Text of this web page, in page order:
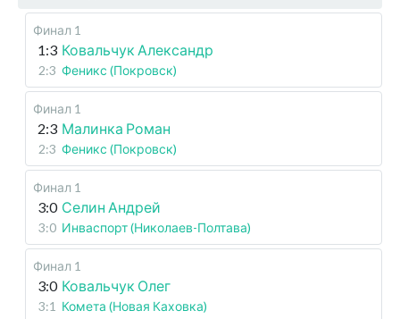
Финал 1
1:3 Ковальчук Александр
2:3 Феникс (Покровск)
Финал 1
2:3 Малинка Роман
2:3 Феникс (Покровск)
Финал 1
3:0 Селин Андрей
3:0 Инваспорт (Николаев-Полтава)
Финал 1
3:0 Ковальчук Олег
3:1 Комета (Новая Каховка)